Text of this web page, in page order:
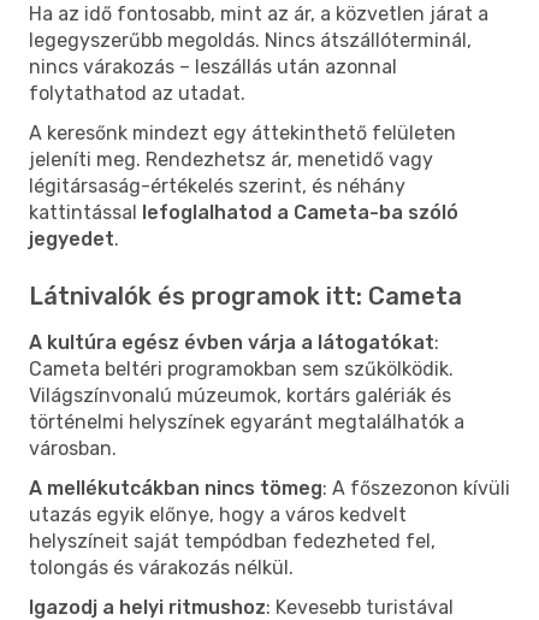
Ha az idő fontosabb, mint az ár, a közvetlen járat a
legegyszerűbb megoldás. Nincs átszállóterminál,
nincs várakozás – leszállás után azonnal
folytathatod az utadat.
A keresőnk mindezt egy áttekinthető felületen
jeleníti meg. Rendezhetsz ár, menetidő vagy
légitársaság-értékelés szerint, és néhány
kattintással lefoglalhatod a Cameta-ba szóló
jegyedet.
Látnivalók és programok itt: Cameta
A kultúra egész évben várja a látogatókat:
Cameta beltéri programokban sem szűkölködik.
Világszínvonalú múzeumok, kortárs galériák és
történelmi helyszínek egyaránt megtalálhatók a
városban.
A mellékutcákban nincs tömeg: A főszezonon kívüli
utazás egyik előnye, hogy a város kedvelt
helyszíneit saját tempódban fedezheted fel,
tolongás és várakozás nélkül.
Igazodj a helyi ritmushoz: Kevesebb turistával